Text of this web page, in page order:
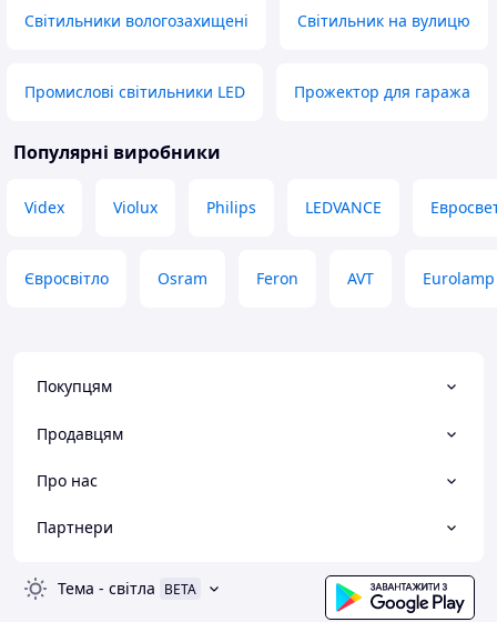
Світильники вологозахищені Світильник на вулицю
Промислові світильники LED Прожектор для гаража
Популярні виробники
Videx Violux Philips LEDVANCE
Євросвітло Osram Feron AVT Eurolamp
Покупцям
Продавцям
Про нас
Партнери
Тема - світла BETA